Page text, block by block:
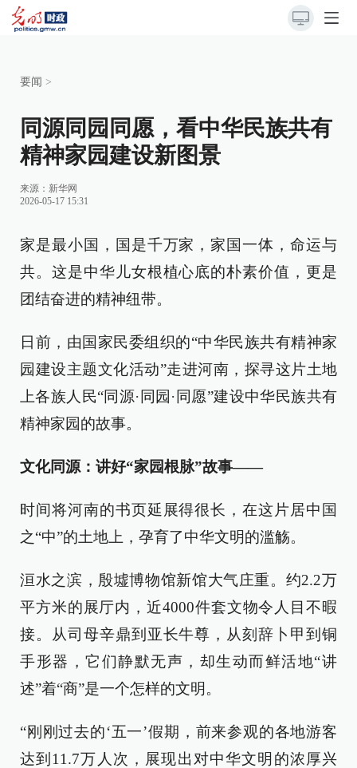
要闻 >
同源同园同愿，看中华民族共有
精神家园建设新图景
来源： 新华网
2026-05-17 15:31
家是最小国，国是千万家，家国一体，命运与
共。这是中华儿女根植心底的朴素价值，更是
团结奋进的精神纽带。
日前，由国家民委组织的“中华民族共有精神家
园建设主题文化活动”走进河南，探寻这片土地
上各族人民“同源·同园·同愿”建设中华民族共有
精神家园的故事。
文化同源：讲好“家园根脉”故事——
时间将河南的书页延展得很长，在这片居中国
之“中”的土地上，孕育了中华文明的滥觞。
洹水之滨，殷墟博物馆新馆大气庄重。约2.2万
平方米的展厅内，近4000件套文物令人目不暇
接。从司母辛鼎到亚长牛尊，从刻辞卜甲到铜
手形器，它们静默无声，却生动而鲜活地“讲
述”着“商”是一个怎样的文明。
“刚刚过去的‘五一’假期，前来参观的各地游客
达到11.7万人次，展现出对中华文明的浓厚兴